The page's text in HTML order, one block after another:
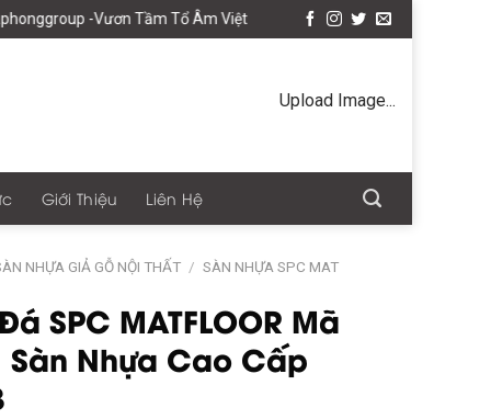
-Vươn Tầm Tổ Âm Việt
Upload Image...
Giới Thiệu Liên Hệ
NHỰA GIẢ GỖ NỘI THẤT / SÀN NHỰA SPC MAT
SPC MATFLOOR Mã
Sàn Nhựa Cao Cấp